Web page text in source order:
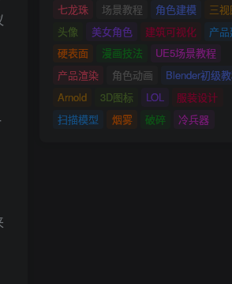
七龙珠
场景教程 角色建模
三视
头像
美女角色 建筑可视化
产
硬表面
漫画技法
UE5场景教程
产品渲染
角色动画
Blender初级
Arnold
3D图标 LOL
服装设计
扫描模型
烟雾 破碎 冷兵器